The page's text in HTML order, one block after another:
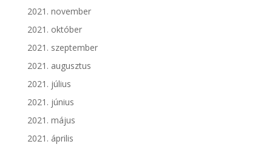
2021. november
2021. október
2021. szeptember
2021. augusztus
2021. július
2021. június
2021. május
2021. április